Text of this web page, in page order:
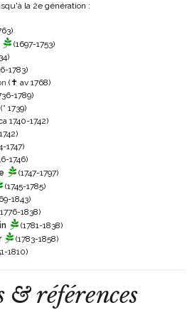
la 2e génération :
(1697-1753)
1783)
(✝ av 1768)
1789)
(° 1739)
1740-1742)
1747)
1746)
(1747-1797)
(1745-1785)
1843)
1838)
(1781-1838)
(1783-1858)
1810)
& références